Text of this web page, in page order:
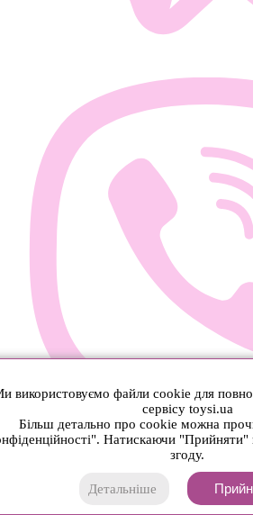
використовуємо файли cookie для
сервісу toysi.ua
Більш детально про cookie можна
Натискаючи "Прийняти"
згоду.
Детальніше